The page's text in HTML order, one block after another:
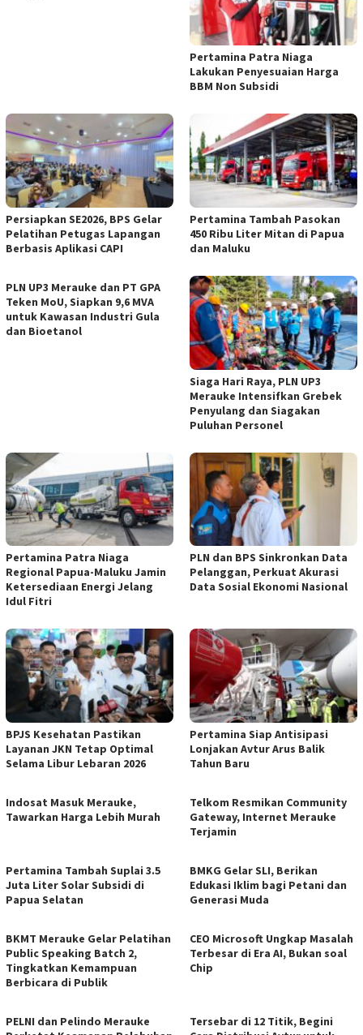
Pertamina Patra Niaga
Lakukan Penyesuaian Harga
BBM Non Subsidi
Persiapkan SE2026, BPS Gelar
Pelatihan Petugas Lapangan
Berbasis Aplikasi CAPI
Pertamina Tambah Pasokan
450 Ribu Liter Mitan di Papua
dan Maluku
PLN UP3 Merauke dan PT GPA
Teken MoU, Siapkan 9,6 MVA
untuk Kawasan Industri Gula
dan Bioetanol
Siaga Hari Raya, PLN UP3
Merauke Intensifkan Grebek
Penyulang dan Siagakan
Puluhan Personel
Pertamina Patra Niaga
Regional Papua-Maluku Jamin
Ketersediaan Energi Jelang
Idul Fitri
PLN dan BPS Sinkronkan Data
Pelanggan, Perkuat Akurasi
Data Sosial Ekonomi Nasional
BPJS Kesehatan Pastikan
Layanan JKN Tetap Optimal
Selama Libur Lebaran 2026
Pertamina Siap Antisipasi
Lonjakan Avtur Arus Balik
Tahun Baru
Indosat Masuk Merauke,
Tawarkan Harga Lebih Murah
Telkom Resmikan Community
Gateway, Internet Merauke
Terjamin
Pertamina Tambah Suplai 3.5
Juta Liter Solar Subsidi di
Papua Selatan
BMKG Gelar SLI, Berikan
Edukasi Iklim bagi Petani dan
Generasi Muda
BKMT Merauke Gelar Pelatihan
Public Speaking Batch 2,
Tingkatkan Kemampuan
Berbicara di Publik
CEO Microsoft Ungkap Masalah
Terbesar di Era AI, Bukan soal
Chip
PELNI dan Pelindo Merauke
Tersebar di 12 Titik, Begini